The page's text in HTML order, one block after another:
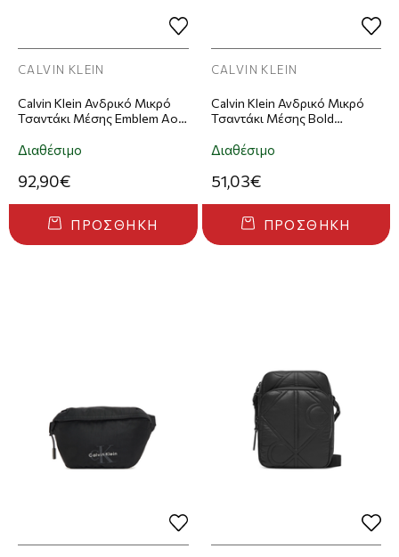
CALVIN KLEIN
Calvin Klein Ανδρικό Μικρό
Τσαντάκι Μέσης Emblem Aop
Διαθέσιμο
92,90€
ΠΡΟΣΘΉΚΗ
CALVIN KLEIN
Calvin Klein Ανδρικό Μικρό
Τσαντάκι Μέσης Bold
Διαθέσιμο
51,03€
ΠΡΟΣΘΉΚΗ